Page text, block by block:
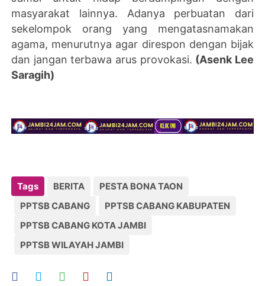
masyarakat lainnya. Adanya perbuatan dari
sekelompok orang yang mengatasnamakan
agama, menurutnya agar direspon dengan bijak
dan jangan terbawa arus provokasi. (Asenk Lee
Saragih)
Tags BERITA
PESTA BONA TAON
PPTSB CABANG
PPTSB CABANG KABUPATEN
PPTSB CABANG KOTA JAMBI
PPTSB WILAYAH JAMBI